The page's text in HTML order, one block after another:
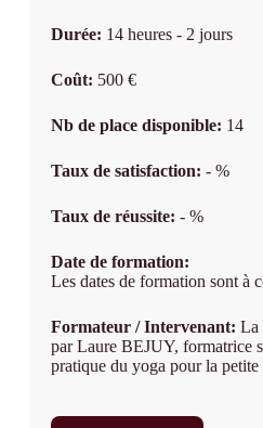
Durée: 14 heures - 2 jours
Coût: 500 €
Nb de place disponible: 14
Taux de satisfaction: - %
Taux de réussite: - %
Date de formation:
Les dates de formation sont à
Formateur / Intervenant: La
par Laure BEJUY, formatrice
pratique du yoga pour la petite